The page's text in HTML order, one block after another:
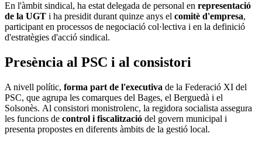
En l'àmbit sindical, ha estat delegada de personal en representació
de la UGT i ha presidit durant quinze anys el comitè d'empresa,
participant en processos de negociació col·lectiva i en la definició
d'estratègies d'acció sindical.
Presència al PSC i al consistori
A nivell polític, forma part de l'executiva de la Federació XI del
PSC, que agrupa les comarques del Bages, el Berguedà i el
Solsonès. Al consistori monistrolenc, la regidora socialista assegura
les funcions de control i fiscalització del govern municipal i
presenta propostes en diferents àmbits de la gestió local.